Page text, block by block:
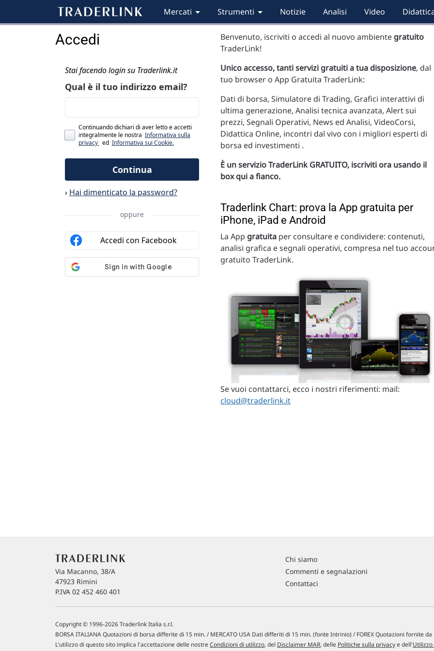
Mercati Strumenti Notizie Analisi Video
Accedi Benvenuto, iscriviti o accedi al nuovo ambiente gratuito
TraderLink!
Unico accesso, tanti servizi gratuiti a tua disposizione, dal
tuo browser o App Gratuita TraderLink:
Dati di borsa, Simulatore di Trading, Grafici interattivi di
ultima generazione, Analisi tecnica avanzata, Alert sui
prezzi, Segnali Operativi, News ed Analisi, VideoCorsi,
Didattica Online, incontri dal vivo con i migliori esperti di
borsa ed investimenti .
È un servizio TraderLink GRATUITO, iscriviti ora usando il
box qui a fianco.
Traderlink Chart: prova la App gratuita per
iPhone, iPad e Android
La App gratuita per consultare e condividere: contenuti,
analisi grafica e segnali operativi, compresa nel tuo
gratuito TraderLink.
Se vuoi contattarci, ecco i nostri riferimenti: mail:
cloud@traderlink.it
Via Macanno, 38/A
47923 Rimini
P.IVA 02 452 460 401
Chi siamo
Commenti e segnalazioni
Contattaci
Copyright © 1996-2026 Traderlink Italia s.r.l.
BORSA ITALIANA Quotazioni di borsa differite di 15 min. / MERCATO USA Dati differiti di 15 min. (fonte Intrinio) / FOREX Quotazioni fornite da
L'utilizzo di questo sito implica l'accettazione delle nostreCondizioni di utilizzo, del Disclaimer MAR, delle Politiche sulla privacye dell'